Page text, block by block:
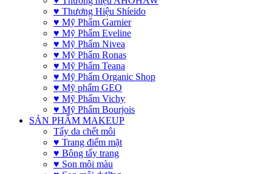
♥ Thương Hiệu Shíeido
♥ Mỹ Phẩm Garnier
♥ Mỹ Phẩm Eveline
♥ Mỹ Phẩm Nivea
♥ Mỹ Phẩm Ronas
♥ Mỹ Phẩm Teana
♥ Mỹ Phẩm Organic Shop
♥ Mỹ phẩm GEO
♥ Mỹ Phẩm Vichy
♥ Mỹ Phẩm Bourjois
SẢN PHẨM MAKEUP
Tẩy da chết môi
♥ Trang điểm mặt
♥ Bông tẩy trang
♥ Son môi màu